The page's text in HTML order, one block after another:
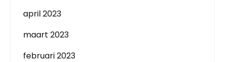
april 2023
maart 2023
februari 2023